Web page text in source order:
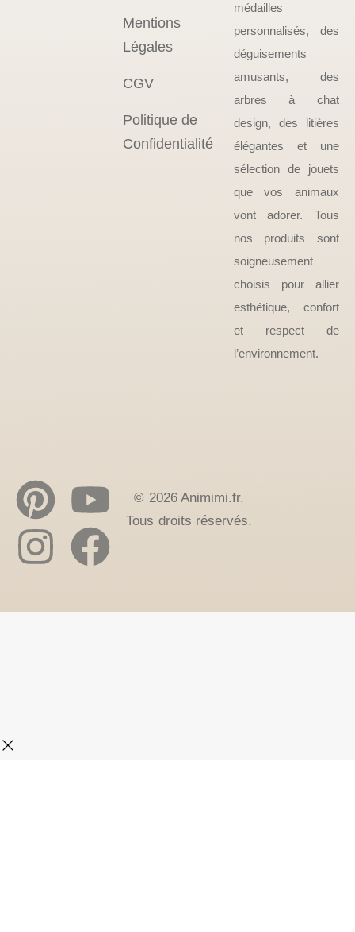
Mentions
Légales
CGV
Politique de
Confidentialité
médailles
personnalisés, des
déguisements
amusants, des
arbres à chat
design, des litières
élégantes et une
sélection de jouets
que vos animaux
vont adorer. Tous
nos produits sont
soigneusement
choisis pour allier
esthétique, confort
et respect de
l’environnement.
© 2026 Animimi.fr.
Tous droits réservés.